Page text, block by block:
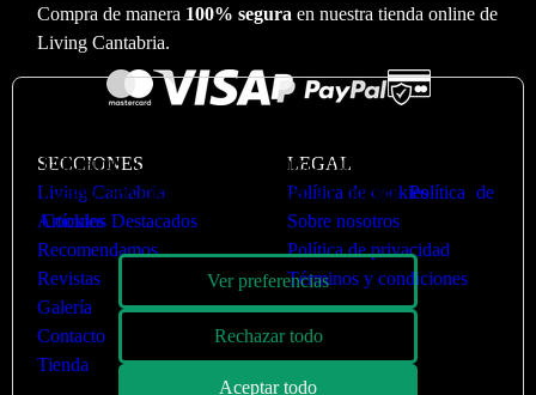
Compra de manera 100% segura en nuestra tienda online de
Living Cantabria.
SECCIONES
Living Cantabria
Artículos Destacados
Recomendamos
Revistas
Galería
Contacto
Tienda
LEGAL
Política de cookies
Sobre nosotros
Política de privacidad
Términos y condiciones
Utilizamos cookies para optimizar nuestro sitio web y
nuestro servicio. Puede ver más en nuestraPolítica de
Cookies
Ver preferencias
Rechazar todo
Aceptar todo